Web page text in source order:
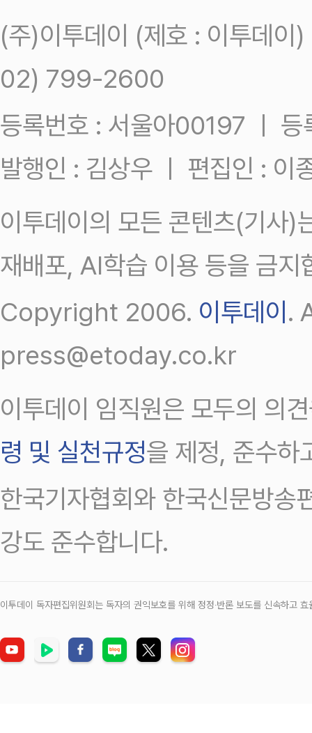
(주)이투데이 (제호 : 이투데
02) 799-2600
등록번호 : 서울아00197 ㅣ
발행인 : 김상우 ㅣ 편집인 : 이
이투데이의 모든 콘텐츠(기사)
재배포, AI학습 이용 등을 금지
Copyright 2006. 이투데이 .
press@etoday.co.kr
이투데이 임직원은 모두의 의
령 및 실천규정을 제정, 준수하
한국기자협회와 한국신문방송
강도 준수합니다.
이투데이 독자편집위원회는 독자의 권익보호를 위해 정정‧반론 보도를 신속하고